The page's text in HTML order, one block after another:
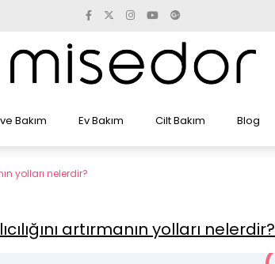
Bakım Ev Bakım Cilt Bakım Blog
yolları nelerdir?
artırmanın yolları nelerdir?